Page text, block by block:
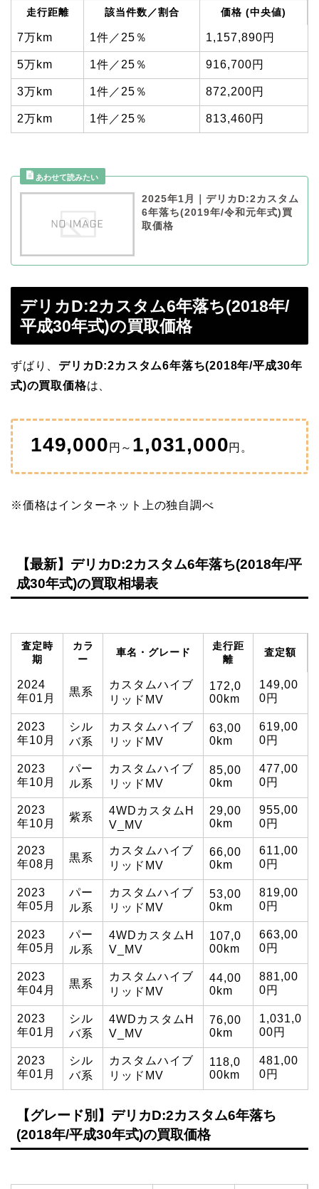
走行距離 該当件数／割合 価格 (中央値)
7万km 1件／25％ 1,157,890円
5万km 1件／25％ 916,700円
3万km 1件／25％ 872,200円
2万km 1件／25％ 813,460円
2025年1月｜デリカD:2カスタム
6年落ち(2019年/令和元年式)買
取価格
デリカD:2カスタム6年落ち(2018年/
平成30年式)の買取価格
ずばり、 デリカD:2カスタム6年落ち(2018年/平成30年
式)の買取価格は、
149,000 円～ 1,031,000円。
※価格はインターネット上の独自調べ
【最新】デリカD:2カスタム6年落ち(2018年/平
成30年式)の買取相場表
査定時
期
カラ
ー
車名・グレード
走行距
離
査定額
2024
年01月
黒系
カスタムハイブ
リッドMV
172,0
00km
149,00
0円
2023
年10月
シル
バ系
カスタムハイブ
リッドMV
63,00
0km
619,00
0円
2023
年10月
パー
ル系
カスタムハイブ
リッドMV
85,00
0km
477,00
0円
2023
年10月
紫系
4WDカスタムH
V_MV
29,00
0km
955,00
0円
2023
年08月
黒系
カスタムハイブ
リッドMV
66,00
0km
611,00
0円
2023
年05月
パー
ル系
カスタムハイブ
リッドMV
53,00
0km
819,00
0円
2023
年05月
パー
ル系
4WDカスタムH
V_MV
107,0
00km
663,00
0円
2023
年04月
黒系
カスタムハイブ
リッドMV
44,00
0km
881,00
0円
2023
年01月
シル
バ系
4WDカスタムH
V_MV
76,00
0km
1,031,0
00円
2023
年01月
シル
バ系
カスタムハイブ
リッドMV
118,0
00km
481,00
0円
【グレード別】デリカD:2カスタム6年落ち
(2018年/平成30年式)の買取価格